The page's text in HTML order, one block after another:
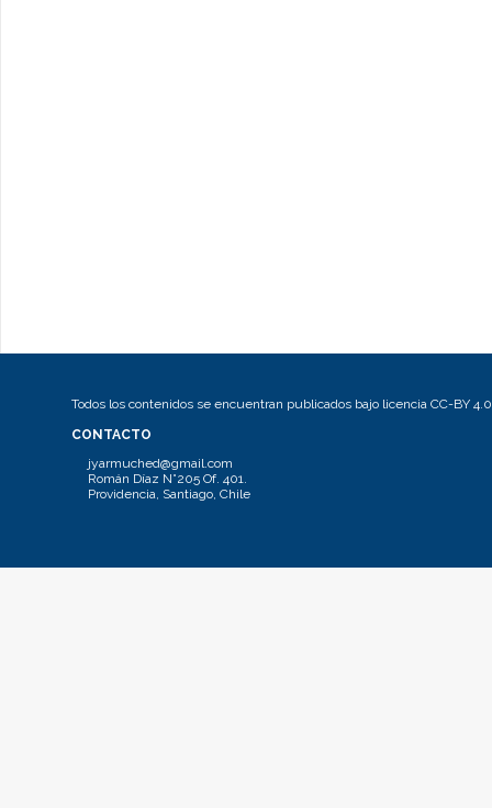
Todos los contenidos se encuentran publicados bajo licencia CC-BY 4.0
CONTACTO
jyarmuched@gmail.com
Román Díaz N°205 Of. 401.
Providencia, Santiago, Chile